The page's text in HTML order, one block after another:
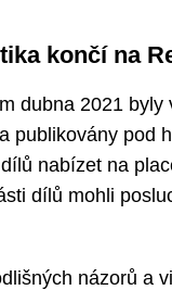
končí na
dubna 2021 byly
publikovány pod
nabízet na
dílů mohli
názorů a